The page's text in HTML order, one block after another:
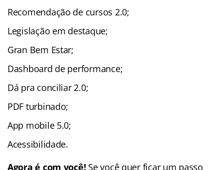
Recomendação de cursos 2.0;
Legislação em destaque;
Gran Bem Estar;
Dashboard de performance;
Dá pra conciliar 2.0;
PDF turbinado;
App mobile 5.0;
Acessibilidade.
Agora é com você! Se você quer ficar um passo